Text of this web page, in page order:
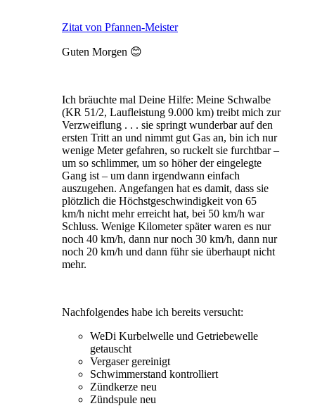
Zitat von Pfannen-Meister
Guten Morgen 😊
Ich bräuchte mal Deine Hilfe: Meine Schwalbe
(KR 51/2, Laufleistung 9.000 km) treibt mich zur
Verzweiflung . . . sie springt wunderbar auf den
ersten Tritt an und nimmt gut Gas an, bin ich nur
wenige Meter gefahren, so ruckelt sie furchtbar –
um so schlimmer, um so höher der eingelegte
Gang ist – um dann irgendwann einfach
auszugehen. Angefangen hat es damit, dass sie
plötzlich die Höchstgeschwindigkeit von 65
km/h nicht mehr erreicht hat, bei 50 km/h war
Schluss. Wenige Kilometer später waren es nur
noch 40 km/h, dann nur noch 30 km/h, dann nur
noch 20 km/h und dann führ sie überhaupt nicht
mehr.
Nachfolgendes habe ich bereits versucht:
WeDi Kurbelwelle und Getriebewelle
getauscht
Vergaser gereinigt
Schwimmerstand kontrolliert
Zündkerze neu
Zündspule neu